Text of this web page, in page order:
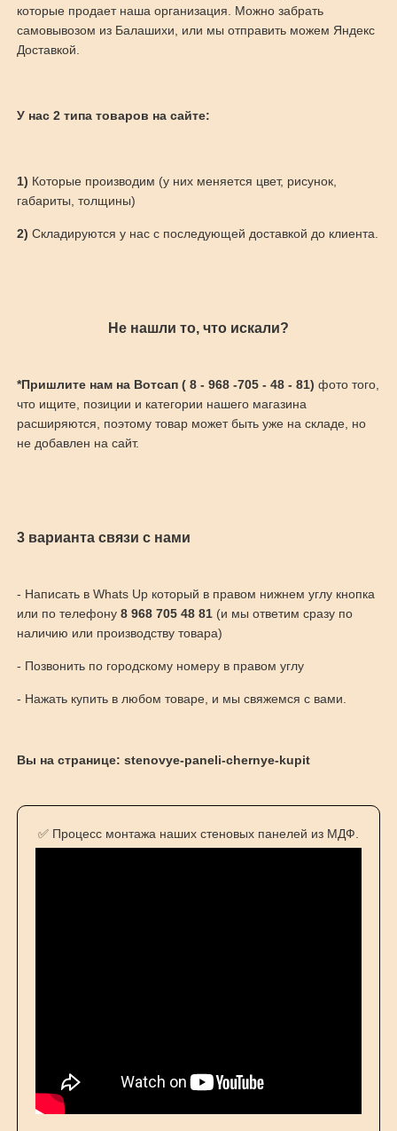
которые продает наша организация. Можно забрать
самовывозом из Балашихи, или мы отправить можем Яндекс
Доставкой.
У нас 2 типа товаров на сайте:
1) Которые производим (у них меняется цвет, рисунок,
габариты, толщины)
2) Складируются у нас с последующей доставкой до клиента.
Не нашли то, что искали?
*Пришлите нам на Вотсап ( 8 - 968 -705 - 48 - 81) фото того,
что ищите, позиции и категории нашего магазина
расширяются, поэтому товар может быть уже на складе, но
не добавлен на сайт.
3 варианта связи с нами
- Написать в Whats Up который в правом нижнем углу кнопка
или по телефону 8 968 705 48 81(и мы ответим сразу по
наличию или производству товара)
- Позвонить по городскому номеру в правом углу
- Нажать купить в любом товаре, и мы свяжемся с вами.
Вы на странице: stenovye-paneli-chernye-kupit
✅ Процесс монтажа наших стеновых панелей из МДФ.